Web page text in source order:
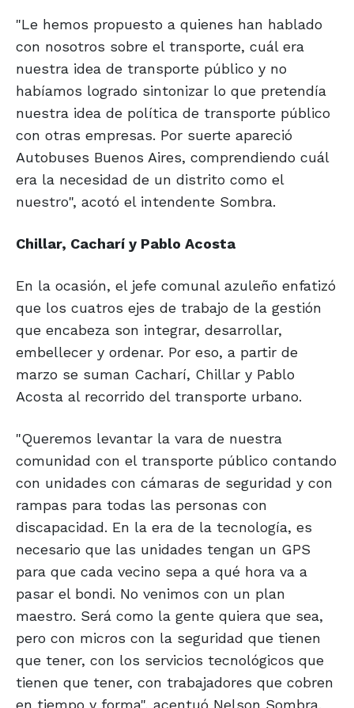
"Le hemos propuesto a quienes han hablado
con nosotros sobre el transporte, cuál era
nuestra idea de transporte público y no
habíamos logrado sintonizar lo que pretendía
nuestra idea de política de transporte público
con otras empresas. Por suerte apareció
Autobuses Buenos Aires, comprendiendo cuál
era la necesidad de un distrito como el
nuestro", acotó el intendente Sombra.
Chillar, Cacharí y Pablo Acosta
En la ocasión, el jefe comunal azuleño enfatizó
que los cuatros ejes de trabajo de la gestión
que encabeza son integrar, desarrollar,
embellecer y ordenar. Por eso, a partir de
marzo se suman Cacharí, Chillar y Pablo
Acosta al recorrido del transporte urbano.
"Queremos levantar la vara de nuestra
comunidad con el transporte público contando
con unidades con cámaras de seguridad y con
rampas para todas las personas con
discapacidad. En la era de la tecnología, es
necesario que las unidades tengan un GPS
para que cada vecino sepa a qué hora va a
pasar el bondi. No venimos con un plan
maestro. Será como la gente quiera que sea,
pero con micros con la seguridad que tienen
que tener, con los servicios tecnológicos que
tienen que tener, con trabajadores que cobren
en tiempo y forma", acentuó Nelson Sombra.